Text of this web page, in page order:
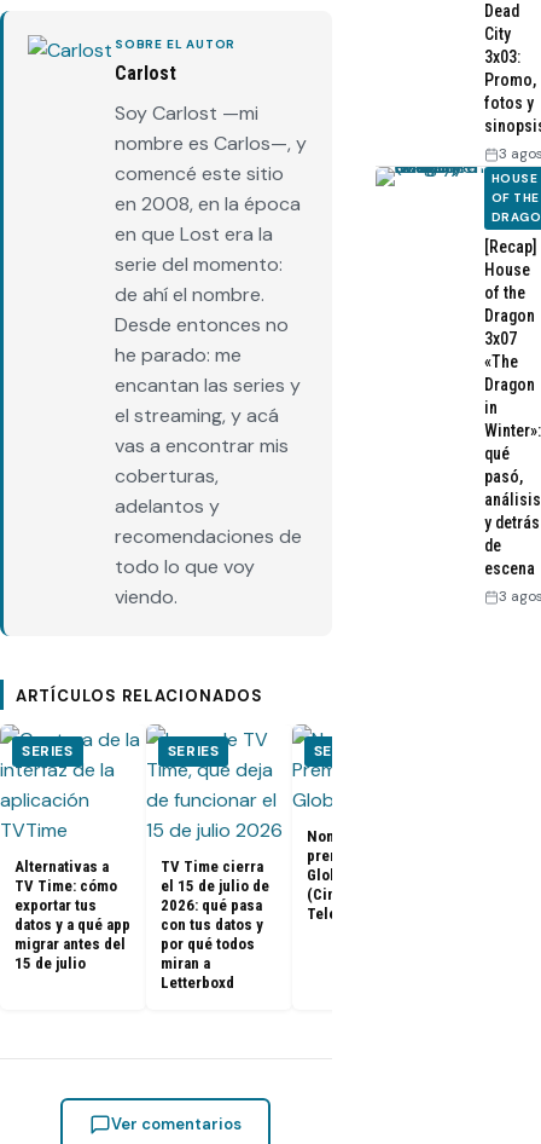
SOBRE EL AUTOR
Carlost
Soy Carlost —mi
nombre es Carlos—, y
comencé este sitio
en 2008, en la época
en que Lost era la
serie del momento:
de ahí el nombre.
Desde entonces no
he parado: me
encantan las series y
el streaming, y acá
vas a encontrar mis
coberturas,
adelantos y
recomendaciones de
todo lo que voy
viendo.
ARTÍCULOS RELACIONADOS
SERIES
Alternativas a
TV Time: cómo
exportar tus
datos y a qué app
migrar antes del
15 de julio
SERIES
TV Time cierra
el 15 de julio de
2026: qué pasa
con tus datos y
por qué todos
miran a
Letterboxd
SERIES
Nominados a los
premios Golden
Globes 2025
(Cine y
Televisión)
Ver comentarios
Dead
City
3x03:
Promo,
fotos y
3
HOUSE
OF THE
[Recap]
House
of the
Dragon
3x07
«The
Dragon
in
Winter»:
qué
pasó,
análisis
y detrás
de
escena
3